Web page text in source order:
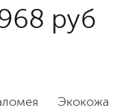
руб
Экокожа